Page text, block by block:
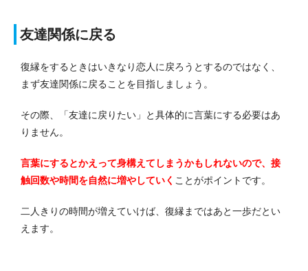
友達関係に戻る
復縁をするときはいきなり恋人に戻ろうとするのではなく、
まず友達関係に戻ることを目指しましょう。
その際、「友達に戻りたい」と具体的に言葉にする必要はあ
りません。
言葉にするとかえって身構えてしまうかもしれないので、接
触回数や時間を自然に増やしていく ことがポイントです。
二人きりの時間が増えていけば、復縁まではあと一歩だとい
えます。